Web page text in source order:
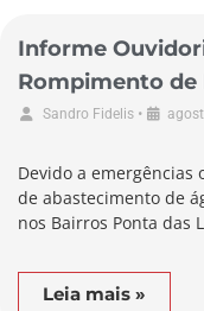
Informe
Rompimento de
Município de
Sandro Fidelis •
Devido a emergências
de abastecimento de
nos Bairros Ponta das
Leia mais »